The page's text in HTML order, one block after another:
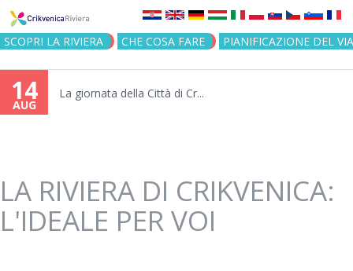
Jump to navigation
SCOPRI LA RIVIERA CHE COSA FARE PIANIFICAZIONE DEL
14
AUG
La giornata della Città di Cr...
LA RIVIERA DI CRIKVENICA:
L'IDEALE PER VOI